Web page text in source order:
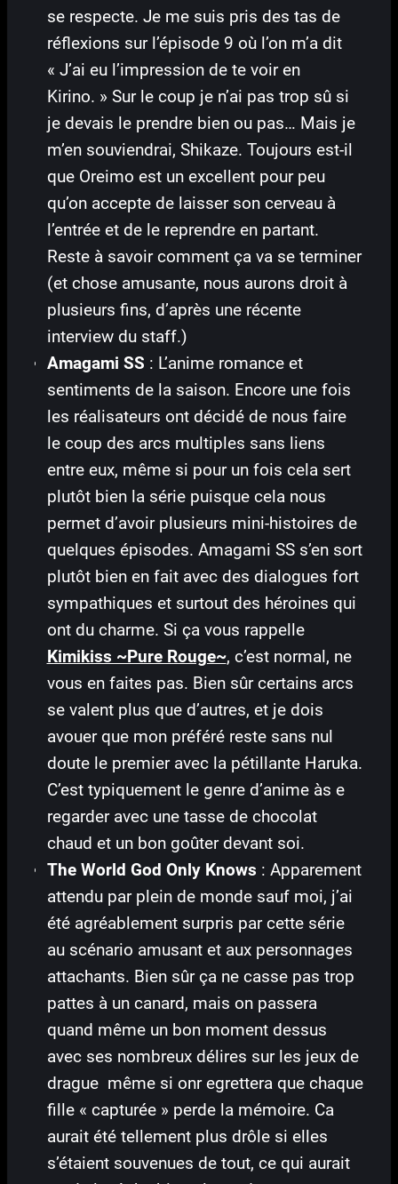
se respecte. Je me suis pris des tas de
réflexions sur l’épisode 9 où l’on m’a dit
« J’ai eu l’impression de te voir en
Kirino. » Sur le coup je n’ai pas trop sû si
je devais le prendre bien ou pas… Mais je
m’en souviendrai, Shikaze. Toujours est-il
que Oreimo est un excellent pour peu
qu’on accepte de laisser son cerveau à
l’entrée et de le reprendre en partant.
Reste à savoir comment ça va se terminer
(et chose amusante, nous aurons droit à
plusieurs fins, d’après une récente
interview du staff.)
Amagami SS : L’anime romance et
sentiments de la saison. Encore une fois
les réalisateurs ont décidé de nous faire
le coup des arcs multiples sans liens
entre eux, même si pour un fois cela sert
plutôt bien la série puisque cela nous
permet d’avoir plusieurs mini-histoires de
quelques épisodes. Amagami SS s’en sort
plutôt bien en fait avec des dialogues fort
sympathiques et surtout des héroines qui
ont du charme. Si ça vous rappelle
Kimikiss ~Pure Rouge~, c’est normal, ne
vous en faites pas. Bien sûr certains arcs
se valent plus que d’autres, et je dois
avouer que mon préféré reste sans nul
doute le premier avec la pétillante Haruka.
C’est typiquement le genre d’anime às e
regarder avec une tasse de chocolat
chaud et un bon goûter devant soi.
The World God Only Knows : Apparement
attendu par plein de monde sauf moi, j’ai
été agréablement surpris par cette série
au scénario amusant et aux personnages
attachants. Bien sûr ça ne casse pas trop
pattes à un canard, mais on passera
quand même un bon moment dessus
avec ses nombreux délires sur les jeux de
drague même si onr egrettera que chaque
fille « capturée » perde la mémoire. Ca
aurait été tellement plus drôle si elles
s’étaient souvenues de tout, ce qui aurait